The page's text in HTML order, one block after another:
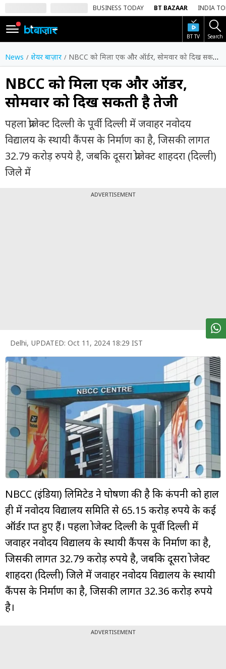
BUSINESS TODAY BT BAZAAR INDIA
BT TV Search
SIGN
IN
Dark
Mode
होम
शेयर
बाज़ार
वीडियो
शेयर
बाज़ार
ट्रेंडिंग
बिजनेस
न्यूज
वीडियो
म्यूचुअल
फंड
News शेयर बाज़ार NBCC को मिला एक और ऑर्डर, सोमवार को दिख सकती है तेजी
NBCC को मिला एक और ऑर्डर,
सोमवार को दिख सकती है तेजी
पहला प्रोजेक्ट दिल्ली के पूर्वी दिल्ली में जवाहर नवोदय
विद्यालय के स्थायी कैंपस के निर्माण का है, जिसकी लागत
32.79 करोड़ रुपये है, जबकि दूसरा प्रोजेक्ट शाहदरा (दिल्ली)
जिले में
ADVERTISEMENT
Delhi, UPDATED: Oct 11, 2024 18:29 IST
NBCC (इंडिया) लिमिटेड ने घोषणा की है कि कंपनी को हाल
ही में नवोदय विद्यालय समिति से 65.15 करोड़ रुपये के कई
ऑर्डर प्राप्त हुए हैं। पहला प्रोजेक्ट दिल्ली के पूर्वी दिल्ली में
जवाहर नवोदय विद्यालय के स्थायी कैंपस के निर्माण का है,
जिसकी लागत 32.79 करोड़ रुपये है, जबकि दूसरा प्रोजेक्ट
शाहदरा (दिल्ली) जिले में जवाहर नवोदय विद्यालय के स्थायी
कैंपस के निर्माण का है, जिसकी लागत 32.36 करोड़ रुपये
है।
ADVERTISEMENT